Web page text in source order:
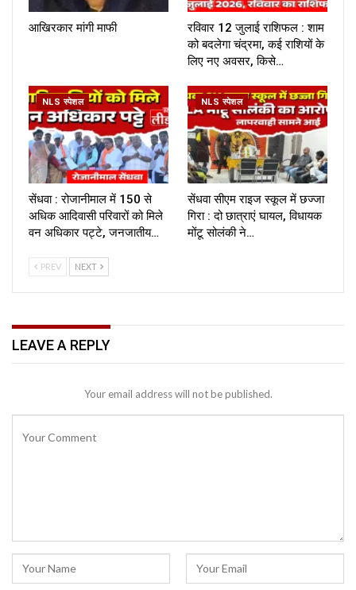
आखिरकार मांगी माफी
रविवार 12 जुलाई राशिफल : शाम
को बदलेगा चंद्रमा, कई राशियों के
लिए नए अवसर, किसे…
NLS स्पेशल
सेंधवा : रोजानीमाल में 150 से
अधिक आदिवासी परिवारों को मिले
वन अधिकार पट्टे, जनजातीय…
NLS स्पेशल
सेंधवा सीएम राइज स्कूल में छज्जा
गिरा : दो छात्राएं घायल, विधायक
मोंटू सोलंकी ने…
PREV NEXT
LEAVE A REPLY
Your email address will not be published.